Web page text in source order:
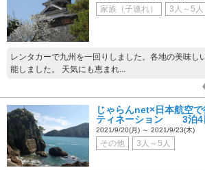
家族（子連れ） 3人～5人
レンタカーで九州を一回りしました。各地の美味し
能しました。 天気にも恵まれ...
じゃらんnet×日本航空
ティネーション 3泊4
2021/9/20(月) ～ 2021/9/23(木)
その他 3人～5人